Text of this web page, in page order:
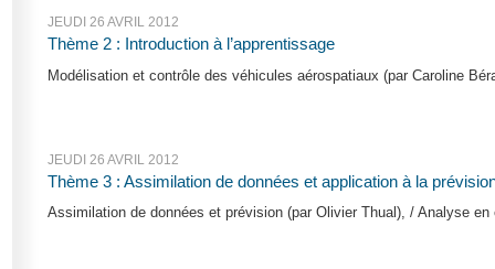
JEUDI 26 AVRIL 2012
Thème 2 : Introduction à l’apprentissage
Modélisation et contrôle des véhicules aérospatiaux (par Caroline
JEUDI 26 AVRIL 2012
Thème 3 : Assimilation de données et application à la
Assimilation de données et prévision (par Olivier Thual), / Analyse